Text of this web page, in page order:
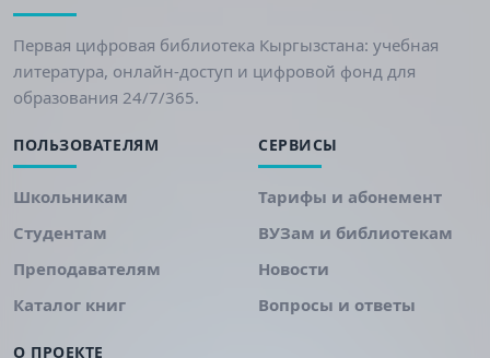
Первая цифровая библиотека Кыргызстана: учебная
литература, онлайн-доступ и цифровой фонд для
образования 24/7/365.
ПОЛЬЗОВАТЕЛЯМ
Школьникам
Студентам
Преподавателям
Каталог книг
СЕРВИСЫ
Тарифы и абонемент
ВУЗам и библиотекам
Новости
Вопросы и ответы
О ПРОЕКТЕ